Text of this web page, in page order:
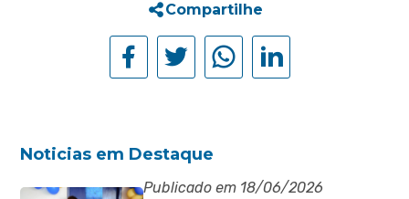
Compartilhe
Noticias em Destaque
Publicado em 18/06/2026